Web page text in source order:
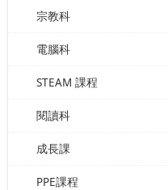
宗教科
電腦科
STEAM 課程
閱讀科
成長課
PPE課程